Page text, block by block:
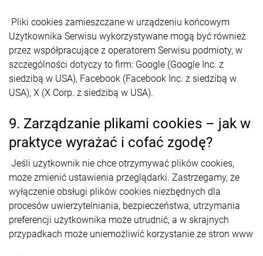
Pliki cookies zamieszczane w urządzeniu końcowym
Użytkownika Serwisu wykorzystywane mogą być również
przez współpracujące z operatorem Serwisu podmioty, w
szczególności dotyczy to firm: Google (Google Inc. z
siedzibą w USA), Facebook (Facebook Inc. z siedzibą w
USA), X (X Corp. z siedzibą w USA).
9. Zarządzanie plikami cookies – jak w
praktyce wyrażać i cofać zgodę?
Jeśli użytkownik nie chce otrzymywać plików cookies,
może zmienić ustawienia przeglądarki. Zastrzegamy, że
wyłączenie obsługi plików cookies niezbędnych dla
procesów uwierzytelniania, bezpieczeństwa, utrzymania
preferencji użytkownika może utrudnić, a w skrajnych
przypadkach może uniemożliwić korzystanie ze stron www